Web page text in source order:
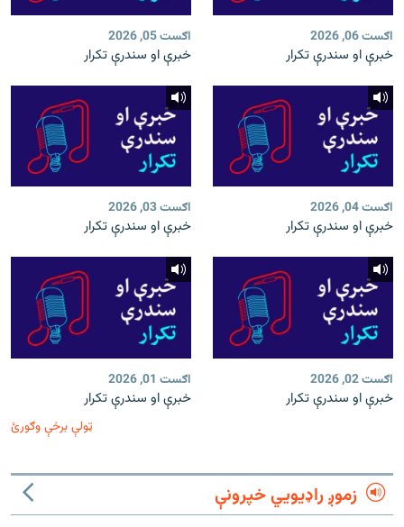
اګست 06, 2026
خبرې او سندرې تکرار
اګست 05, 2026
خبرې او سندرې تکرار
اګست 04, 2026
خبرې او سندرې تکرار
اګست 03, 2026
خبرې او سندرې تکرار
اګست 02, 2026
خبرې او سندرې تکرار
اګست 01, 2026
خبرې او سندرې تکرار
ټولې برخې وګورئ
زموږ راډیويي خپرونې